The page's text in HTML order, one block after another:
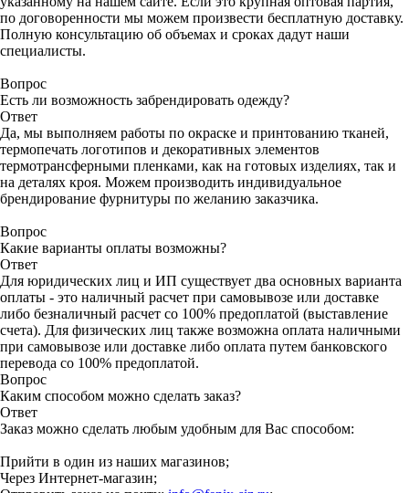
по договоренности мы можем произвести бесплатную доставку.
Полную консультацию об объемах и сроках дадут наши
специалисты.
Вопрос
Есть ли возможность забрендировать одежду?
Ответ
Да, мы выполняем работы по окраске и принтованию тканей,
термопечать логотипов и декоративных элементов
термотрансферными пленками, как на готовых изделиях, так и
на деталях кроя. Можем производить индивидуальное
брендирование фурнитуры по желанию заказчика.
Вопрос
Какие варианты оплаты возможны?
Ответ
Для юридических лиц и ИП существует два основных варианта
оплаты - это наличный расчет при самовывозе или доставке
либо безналичный расчет со 100% предоплатой (выставление
счета). Для физических лиц также возможна оплата наличными
при самовывозе или доставке либо оплата путем банковского
перевода со 100% предоплатой.
Вопрос
Каким способом можно сделать заказ?
Ответ
Заказ можно сделать любым удобным для Вас способом:
Прийти в один из наших магазинов;
Через Интернет-магазин;